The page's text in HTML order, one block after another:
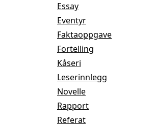
Essay
Eventyr
Faktaoppgave
Fortelling
Kåseri
Leserinnlegg
Novelle
Rapport
Referat